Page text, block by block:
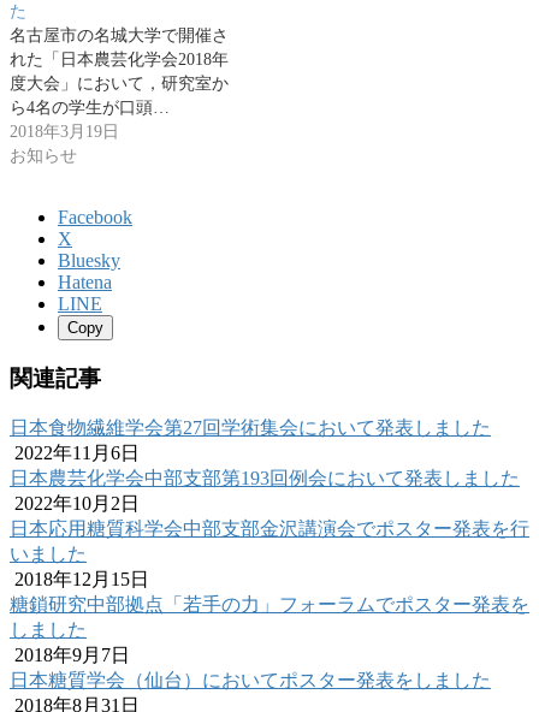
た
名古屋市の名城大学で開催さ
れた「日本農芸化学会2018年
度大会」において，研究室か
ら4名の学生が口頭…
2018年3月19日
お知らせ
Facebook
X
Bluesky
Hatena
LINE
Copy
関連記事
日本食物繊維学会第27回学術集会において発表しました
2022年11月6日
日本農芸化学会中部支部第193回例会において発表しました
2022年10月2日
日本応用糖質科学会中部支部金沢講演会でポスター発表を行
いました
2018年12月15日
糖鎖研究中部拠点「若手の力」フォーラムでポスター発表を
しました
2018年9月7日
日本糖質学会（仙台）においてポスター発表をしました
2018年8月31日